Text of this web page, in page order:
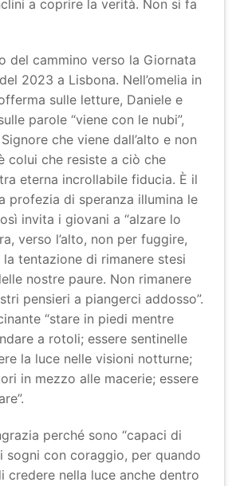
a coprire la verità. Non si fa
del cammino verso la Giornata
2023 a Lisbona. Nell’omelia in
sulle letture, Daniele e
parole “viene con le nubi”,
che viene dall’alto e non
colui che resiste a ciò che
eterna incrollabile fiducia. È il
profezia di speranza illumina le
invita i giovani a “alzare lo
verso l’alto, non per fuggire,
tentazione di rimanere stesi
nostre paure. Non rimanere
pensieri a piangerci addosso”.
“stare in piedi mentre
a rotoli; essere sentinelle
la luce nelle visioni notturne;
in mezzo alle macerie; essere
perché sono “capaci di
sogni con coraggio, per quando
credere nella luce anche dentro